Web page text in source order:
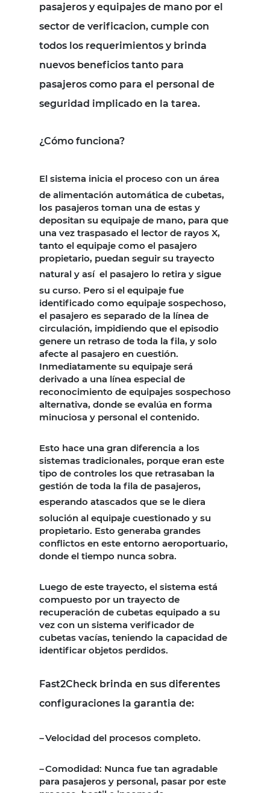
pasajeros y equipajes de mano por el
sector de verificacion, cumple con
todos los requerimientos y brinda
nuevos beneficios tanto para
pasajeros como para el personal de
seguridad implicado en la tarea.
¿Cómo funciona?
El sistema inicia el proceso con un área
de alimentación automática de cubetas,
los pasajeros toman una de estas y
depositan su equipaje de mano, para que
una vez traspasado el lector de rayos X,
tanto el equipaje como el pasajero
propietario, puedan seguir su trayecto
natural y así el pasajero lo retira y sigue
su curso. Pero si el equipaje fue
identificado como equipaje sospechoso,
el pasajero es separado de la línea de
circulación, impidiendo que el episodio
genere un retraso de toda la fila, y solo
afecte al pasajero en cuestión.
Inmediatamente su equipaje será
derivado a una línea especial de
reconocimiento de equipajes sospechoso
alternativa, donde se evalúa en forma
minuciosa y personal el contenido.
Esto hace una gran diferencia a los
sistemas tradicionales, porque eran este
tipo de controles los que retrasaban la
gestión de toda la fila de pasajeros,
esperando atascados que se le diera
solución al equipaje cuestionado y su
propietario. Esto generaba grandes
conflictos en este entorno aeroportuario,
donde el tiempo nunca sobra.
Luego de este trayecto, el sistema está
compuesto por un trayecto de
recuperación de cubetas equipado a su
vez con un sistema verificador de
cubetas vacías, teniendo la capacidad de
identificar objetos perdidos.
Fast2Check brinda en sus diferentes
configuraciones la garantia de:
–Velocidad del procesos completo.
–Comodidad: Nunca fue tan agradable
para pasajeros y personal, pasar por este